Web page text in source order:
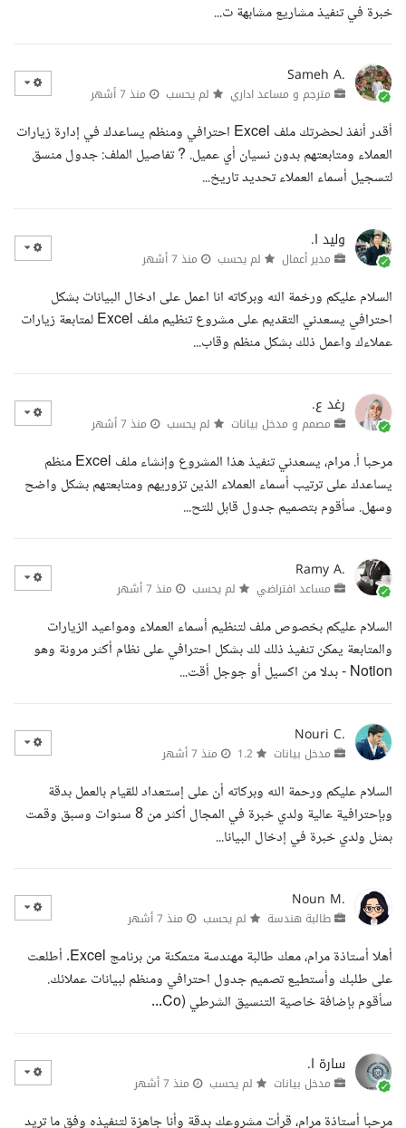
خبرة في تنفيذ مشاريع مشابهة ت...
Sameh A.
مترجم و مساعد اداري لم يحسب منذ 7 أشهر
أقدر أنفذ لحضرتك ملف Excel احترافي ومنظم يساعدك في إدارة زيارات
العملاء ومتابعتهم بدون نسيان أي عميل. ? تفاصيل الملف: جدول منسق
لتسجيل أسماء العملاء تحديد تاريخ...
وليد ا.
مدير أعمال لم يحسب منذ 7 أشهر
السلام عليكم ورخمة الله وبركاته انا اعمل على ادخال البيانات بشكل
احترافي يسعدني التقديم على مشروع تنظيم ملف Excel لمتابعة زيارات
عملاءك واعمل ذلك بشكل منظم وقاب...
رغد ع.
مصمم و مدخل بيانات لم يحسب منذ 7 أشهر
مرحبا أ. مرام، يسعدني تنفيذ هذا المشروع وإنشاء ملف Excel منظم
يساعدك على ترتيب أسماء العملاء الذين تزوريهم ومتابعتهم بشكل واضح
وسهل. سأقوم بتصميم جدول قابل للتح...
Ramy A.
مساعد افتراضي لم يحسب منذ 7 أشهر
السلام عليكم بخصوص ملف لتنظيم أسماء العملاء ومواعيد الزيارات
والمتابعة يمكن تنفيذ ذلك لك بشكل احترافي على نظام أكثر مرونة وهو
Notion - بدلا من اكسيل أو جوجل أقت...
Nouri C.
مدخل بيانات منذ 7 أشهر
السلام عليكم ورحمة الله وبركاته أن على إستعداد للقيام بالعمل بدقة
وبإحترافية عالية ولدي خبرة في المجال أكثر من 8 سنوات وسبق وقمت
بمثل ولدي خبرة في إدخال البيانا...
Noun M.
طالبة هندسة لم يحسب منذ 7 أشهر
أهلا أستاذة مرام، معك طالبة مهندسة متمكنة من برنامج Excel. أطلعت
على طلبك وأستطيع تصميم جدول احترافي ومنظم لبيانات عملائك.
سأقوم بإضافة خاصية التنسيق الشرطي (Co...
سارة ا.
مدخل بيانات لم يحسب منذ 7 أشهر
مرحبا أستاذة مرام، قرأت مشروعك بدقة وأنا جاهزة لتنفيذه وفق ما تريد